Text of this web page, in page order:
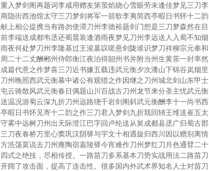
重入梦剑阁再题词李咸用赠友第萤焰烧心雪眼劳未逢佳梦见三刀李
商隐街西池馆太守三刀梦剑将军一箭歌李夷简西亭暇日书怀十二韵
献上相公提携当有路勿使滞刀州李德裕题剑门想是三刀梦森然在目
前李端送成都韦丞还蜀晨装逢酒雨夜梦见刀州李远送人入蜀不知烟
雨夜何处梦刀州李隆基过王浚墓叹嗟悬剑陇谁识梦刀祥柳宗元奉和
周二十二丈酬郴州侍郎衡江夜泊得韶州书并附当州生黄茶一封率然
成篇代意之作梦喜三刀近书嫌五载违武元衡夕次潘山下锦谷岚烟里
刀州晚照西武元衡幕中诸公有观猎之作因继之刀州城北剑山东甲士
屯云骑散风武元衡春日偶题山川百战古刀州龙节来分圣主忧武元衡
送温况游蜀云深九折刀州远路绕千岩剑阁斜武元衡酬李十一尚书西
亭暇日书怀见寄十二韵之作三刀君入梦剑九折我回辀王维送崔五太
守雾中远树刀州出天际澄江巴字回卢纶送从舅成都县丞广归蜀古郡
三刀夜春桥万里心窦巩汉阴驿与宇文十相遇旋归西川因以赠别离情
方浩荡莫说去刀州雍陶宿嘉陵驿今宵难作刀州梦红刀月色通臂二十
四式之绝技，尽相传授。一路苗刀多系基本刀势实战用法二路苗刀
开阔了攻击面，提高了连击性。很多国内外武术界知名人士对苗刀